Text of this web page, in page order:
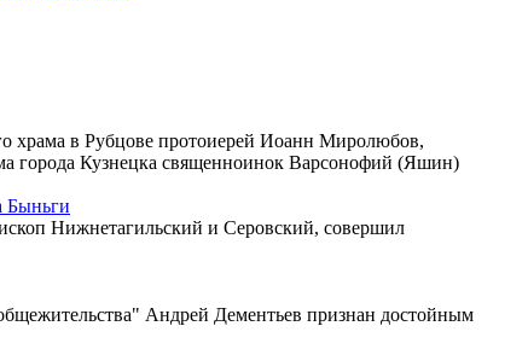
храма в Рубцове протоиерей Иоанн Миролюбов,
города Кузнецка священноинок Варсонофий (Яшин)
Быньги
Нижнетагильский и Серовский, совершил
Андрей Дементьев признан достойным